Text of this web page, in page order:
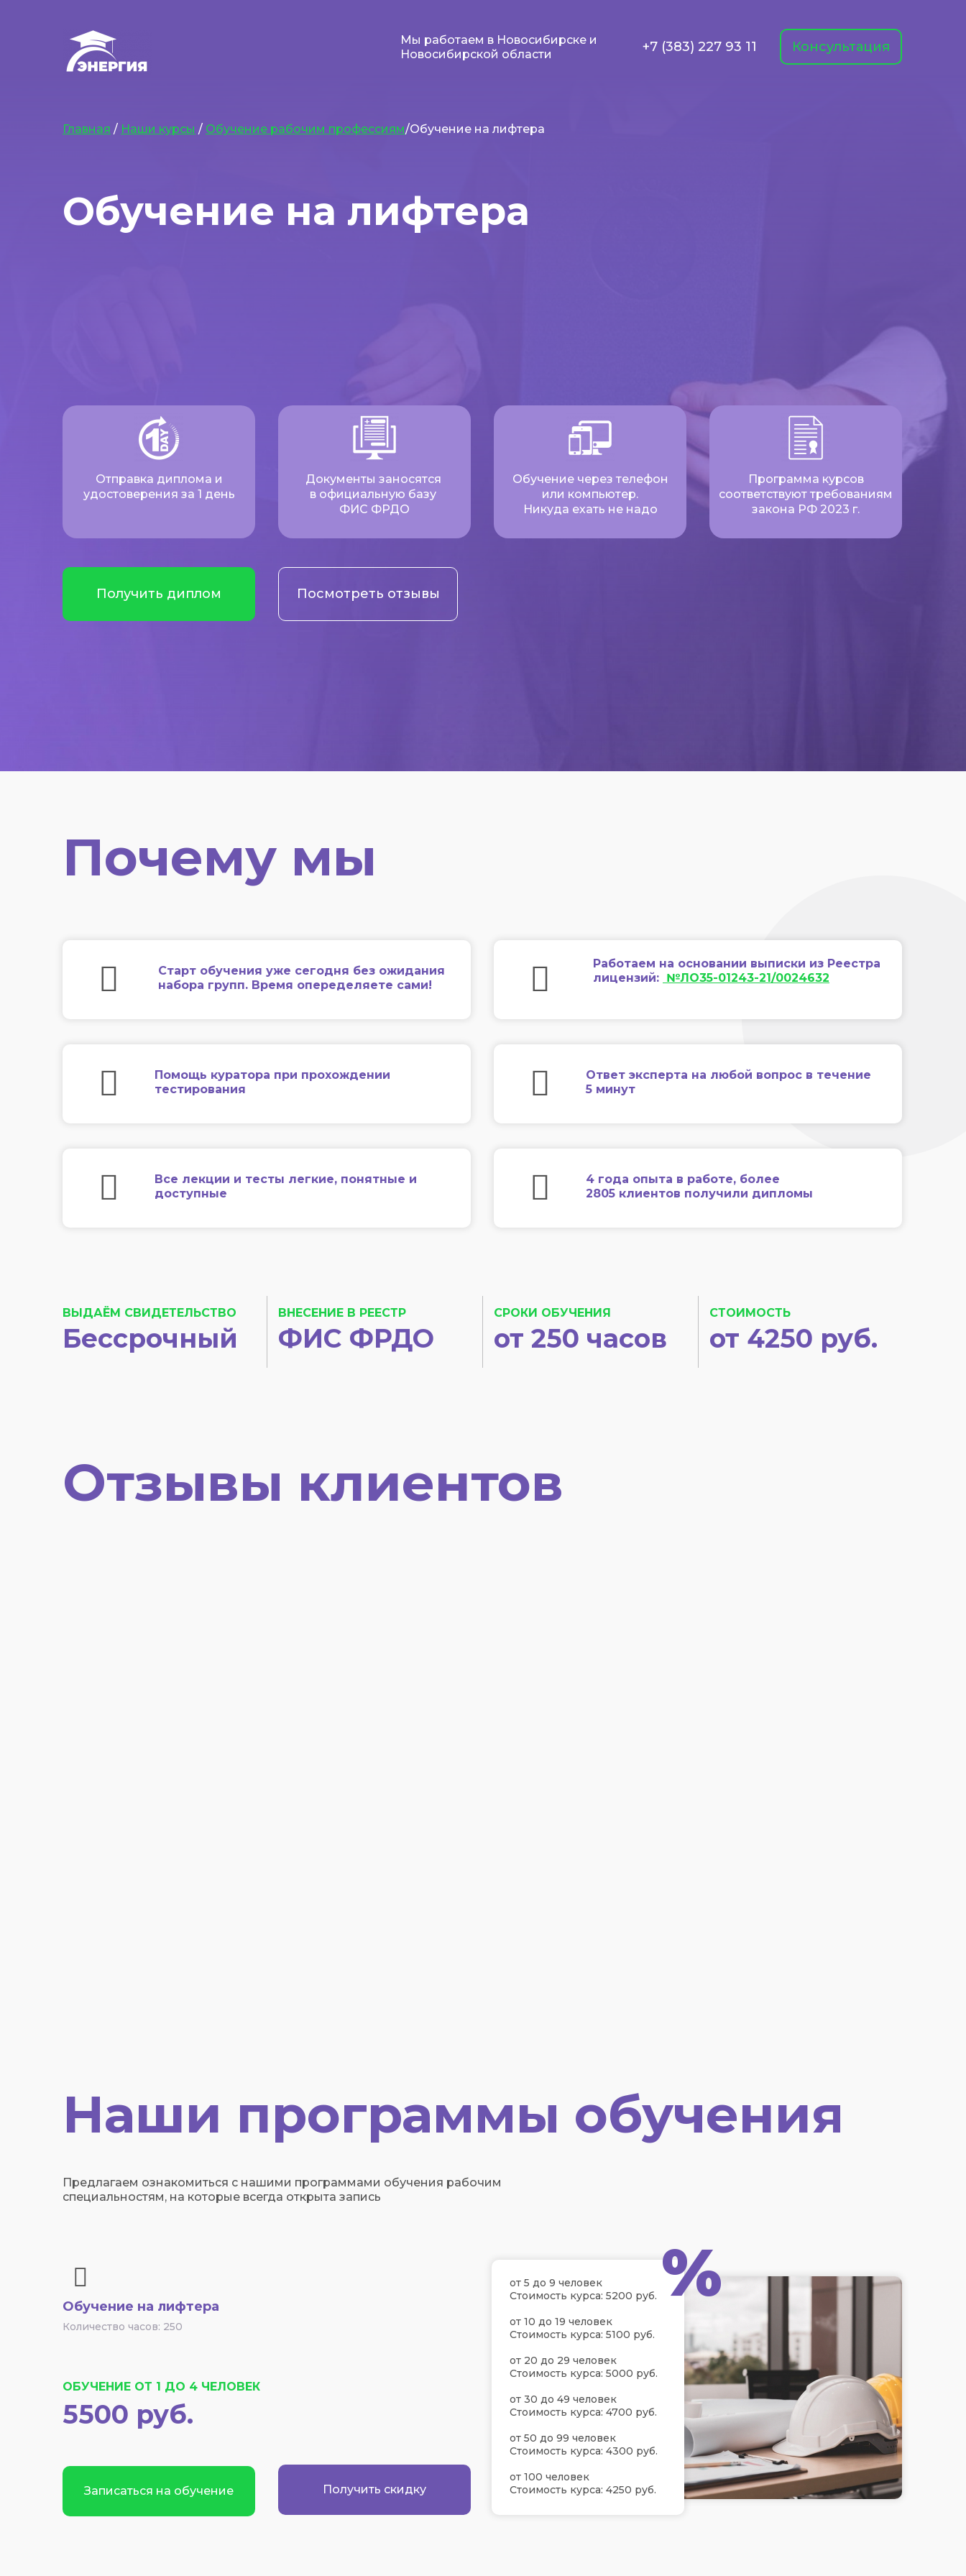
Мы работаем в Новосибирске и
Новосибирской области
+7 (383) 227 93 11 Консультация
Обучение на лифтера
Получить диплом
Отправка диплома и
удостоверения за 1 день
Документы заносятся
в официальную базу
ФИС ФРДО
Обучение через телефон
или компьютер.
Никуда ехать не надо
Программа курсов
соответствуют требованиям
закона РФ 2023 г.
Главная / Наши курсы / Обучение рабочим профессиям/Обучение на лифтера
Посмотреть отзывы
Почему мы
Старт обучения уже сегодня без ожидания
набора групп. Время опеределяете сами!
Работаем на основании выписки из Реестра
лицензий: №ЛО35-01243-21/0024632
Помощь куратора при прохождении
тестирования
Ответ эксперта на любой вопрос в течение
5 минут
Все лекции и тесты легкие, понятные и
доступные
4 года опыта в работе, более
2805 клиентов получили дипломы
ВЫДАЁМ СВИДЕТЕЛЬСТВО
Бессрочный
ВНЕСЕНИЕ В РЕЕСТР
ФИС ФРДО
СРОКИ ОБУЧЕНИЯ СТОИМОСТЬ
от 250 часов от 4250 руб.
Отзывы клиентов
Наши программы обучения
Предлагаем ознакомиться с нашими программами обучения рабочим
специальностям, на которые всегда открыта запись
Обучение на лифтера
Количество часов: 250
Записаться на обучение
ОБУЧЕНИЕ ОТ 1 ДО 4 ЧЕЛОВЕК
5500 руб.
от 5 до 9 человек
Стоимость курса: 5200 руб.
от 10 до 19 человек
Стоимость курса: 5100 руб.
от 20 до 29 человек
Стоимость курса: 5000 руб.
от 30 до 49 человек
Стоимость курса: 4700 руб.
от 50 до 99 человек
Стоимость курса: 4300 руб.
от 100 человек
Стоимость курса: 4250 руб.
Получить скидку
%